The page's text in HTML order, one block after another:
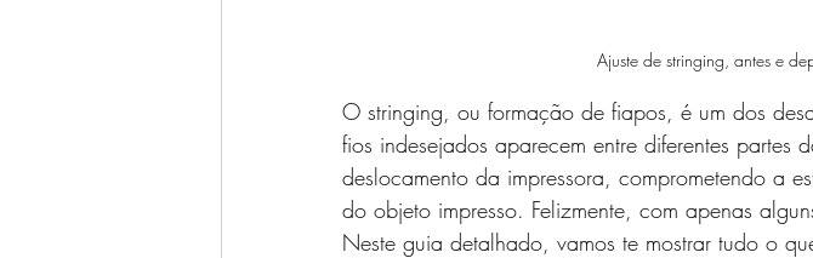
Ajuste de stringing, antes e
O stringing, ou formação de fiapos, é um dos
fios indesejados aparecem entre diferentes partes
deslocamento da impressora, comprometendo a
do objeto impresso. Felizmente, com apenas
Neste guia detalhado, vamos te mostrar tudo o